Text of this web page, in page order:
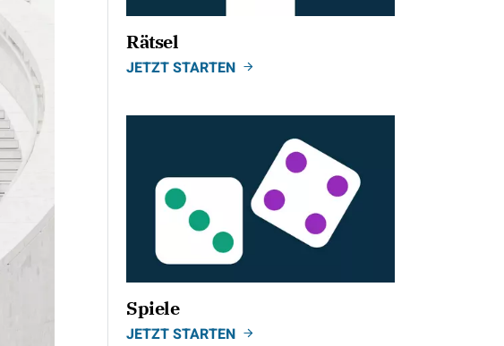
Rätsel
JETZT STARTEN
Spiele
JETZT STARTEN